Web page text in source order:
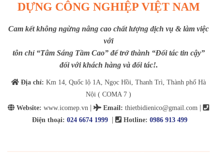
DỰNG CÔNG NGHIỆP VIỆT NAM
Cam kết không ngừng nâng cao chất lượng dịch vụ & làm việc
với
tôn chỉ “Tâm Sáng Tầm Cao” để trở thành “Đối tác tin cậy”
đối với khách hàng và đối tác!.
Địa chỉ: Km 14, Quốc lộ 1A, Ngọc Hồi, Thanh Trì, Thành phố Hà
Nội ( COMA 7 )
Website: www.icomep.vn | Email: thietbidienico@gmail.com |
Điện thoại: 024 6674 1999 | Hotline: 0986 913 499